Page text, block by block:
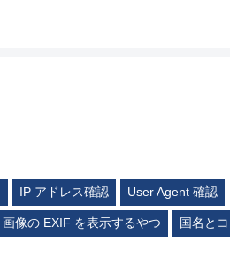
IP アドレス確認 User Agent 確認
画像の EXIF を表示するやつ 国名と